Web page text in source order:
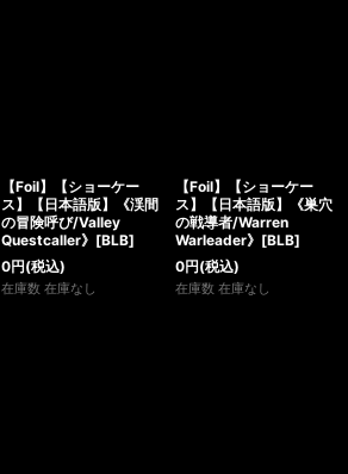
【Foil】【ショーケー
ス】【日本語版】《渓間
の冒険呼び/Valley
Questcaller》[BLB]
0円(税込)
在庫数 在庫なし
【Foil】【ショーケー
ス】【日本語版】《巣穴
の戦導者/Warren
Warleader》[BLB]
0円(税込)
在庫数 在庫なし